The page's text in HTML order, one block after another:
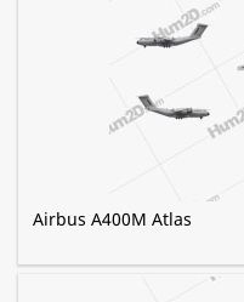
Airbus A400M Atlas